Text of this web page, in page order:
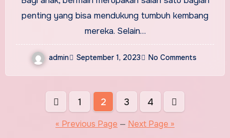
penting yang bisa mendukung tumbuh kembang
mereka. Selain…
admin September 1, 2023 No Comments
pagination
1 2 3 4
« Previous Page — Next Page »